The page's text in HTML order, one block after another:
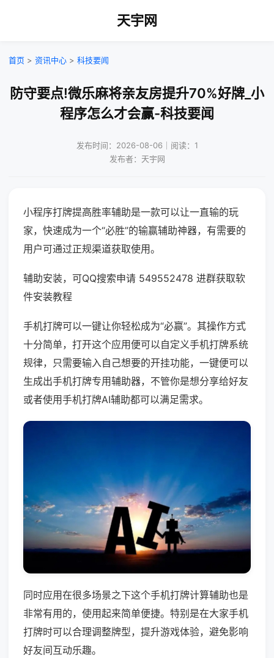
天宇网
首页 > 资讯中心 > 科技要闻
防守要点!微乐麻将亲友房提升70%好牌_小
程序怎么才会赢-科技要闻
发布时间：2026-08-06｜阅读：1
发布者：天宇网
小程序打牌提高胜率辅助是一款可以让一直输的玩
家，快速成为一个“必胜”的输赢辅助神器，有需要的
用户可通过正规渠道获取使用。
辅助安装，可QQ搜索申请 549552478 进群获取软
件安装教程
手机打牌可以一键让你轻松成为“必赢”。其操作方式
十分简单，打开这个应用便可以自定义手机打牌系统
规律，只需要输入自己想要的开挂功能，一键便可以
生成出手机打牌专用辅助器，不管你是想分享给好友
或者使用手机打牌AI辅助都可以满足需求。
同时应用在很多场景之下这个手机打牌计算辅助也是
非常有用的，使用起来简单便捷。特别是在大家手机
打牌时可以合理调整牌型，提升游戏体验，避免影响
好友间互动乐趣。